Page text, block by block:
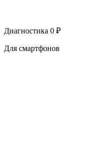
Диагностика 0 ₽
Для смартфонов